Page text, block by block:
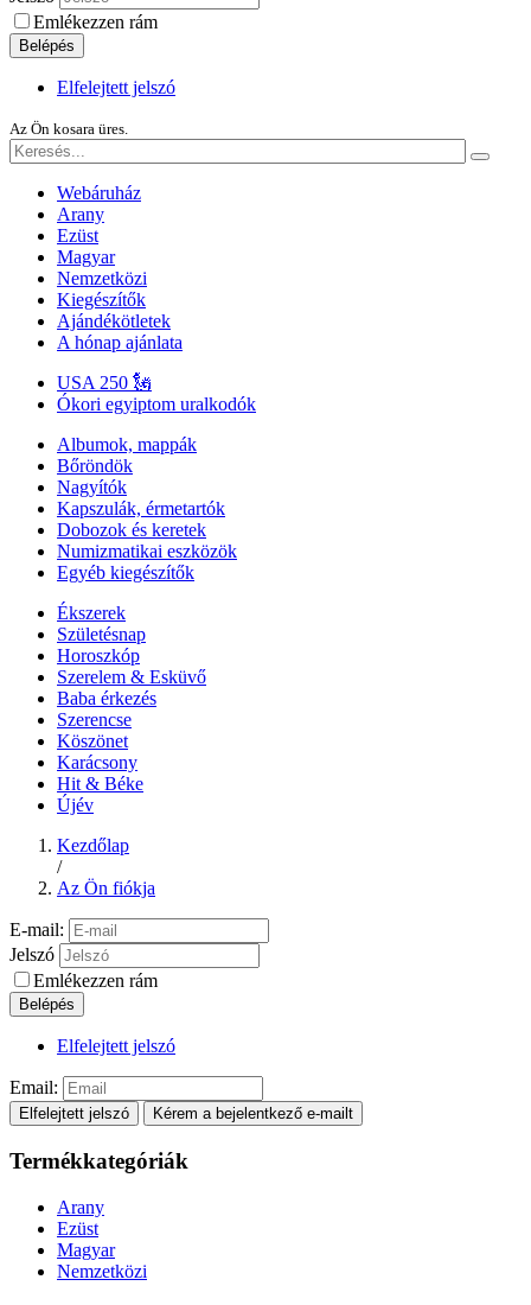
Emlékezzen rám
Belépés
Elfelejtett jelszó
Az Ön kosara üres.
Webáruház
Arany
Ezüst
Magyar
Nemzetközi
Kiegészítők
Ajándékötletek
A hónap ajánlata
USA 250 🗽
Ókori egyiptom uralkodók
Albumok, mappák
Bőröndök
Nagyítók
Kapszulák, érmetartók
Dobozok és keretek
Numizmatikai eszközök
Egyéb kiegészítők
Ékszerek
Születésnap
Horoszkóp
Szerelem & Esküvő
Baba érkezés
Szerencse
Köszönet
Karácsony
Hit & Béke
Újév
Kezdőlap
/
Az Ön fiókja
E-mail:
Jelszó
Emlékezzen rám
Belépés
Elfelejtett jelszó
Email:
Elfelejtett jelszó Kérem a bejelentkező e-mailt
Termékkategóriák
Arany
Ezüst
Magyar
Nemzetközi